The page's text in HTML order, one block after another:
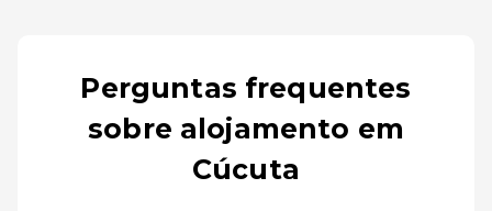
Perguntas frequentes
sobre alojamento em
Cúcuta